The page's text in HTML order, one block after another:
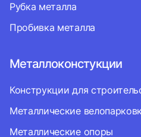
Рубка металла
Пробивка металла
Металлоконстукции
Конструкции для
Металлические
Металлические опоры